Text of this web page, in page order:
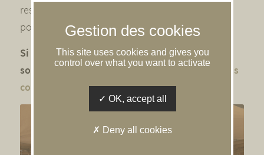
reste à votre service et vous donne rendez-vous
pour la prochaine édition du Game Fair 2023.
Si vous n’avez pas pu être présent et que vous
souhaitez nous rencontrer, n’hésitez pas à nous
contacter via notre site internet.
This site uses cookies and gives you
control over what you want to activate
OK, accept all
Deny all cookies